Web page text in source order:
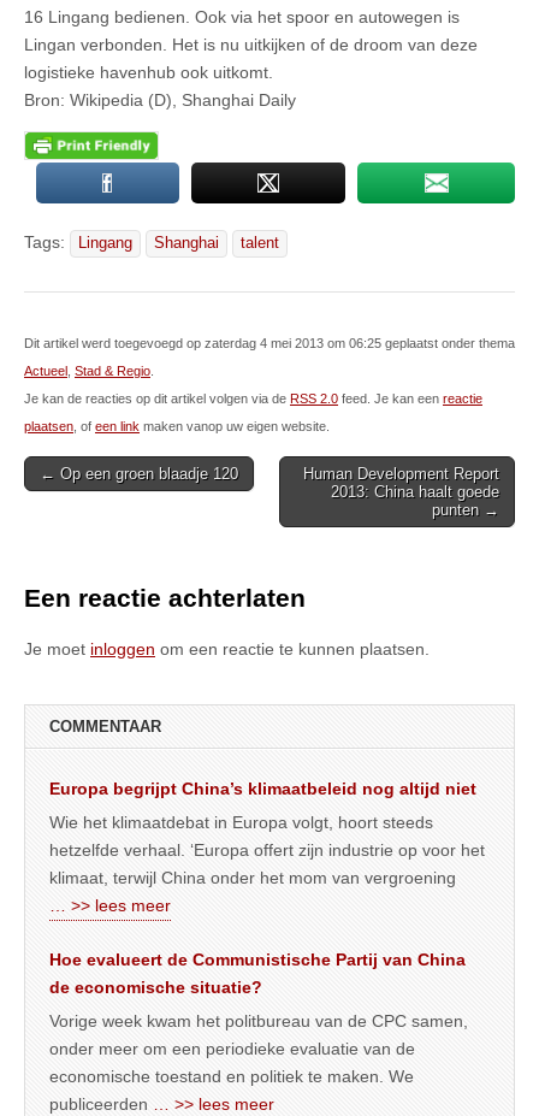
16 Lingang bedienen. Ook via het spoor en autowegen is
Lingan verbonden. Het is nu uitkijken of de droom van deze
logistieke havenhub ook uitkomt.
Bron: Wikipedia (D), Shanghai Daily
Tags: Lingang Shanghai talent
Dit artikel werd toegevoegd op zaterdag 4 mei 2013 om 06:25 geplaatst onder thema
Actueel Stad & Regio
Je kan de reacties op dit artikel volgen via de RSS 2.0 feed. Je kan een reactie
plaatsen , of een link maken vanop uw eigen website.
Post
← Op een groen blaadje 120
Human Development Report
2013: China haalt goede
punten →
Een reactie achterlaten
Je moet inloggen om een reactie te kunnen plaatsen.
COMMENTAAR
Europa begrijpt China’s klimaatbeleid nog altijd niet
Wie het klimaatdebat in Europa volgt, hoort steeds
hetzelfde verhaal. ‘Europa offert zijn industrie op voor het
klimaat, terwijl China onder het mom van vergroening
… >> lees meer
Hoe evalueert de Communistische Partij van China
de economische situatie?
Vorige week kwam het politbureau van de CPC samen,
onder meer om een periodieke evaluatie van de
economische toestand en politiek te maken. We
publiceerden
… >> lees meer